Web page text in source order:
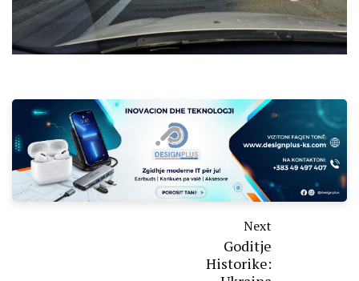
Next
Goditje
Historike: